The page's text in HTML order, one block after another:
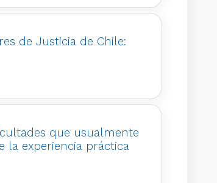
de Justicia de Chile:
que usualmente
la experiencia práctica